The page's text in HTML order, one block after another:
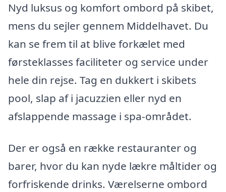
Nyd luksus og komfort ombord på skibet,
mens du sejler gennem Middelhavet. Du
kan se frem til at blive forkælet med
førsteklasses faciliteter og service under
hele din rejse. Tag en dukkert i skibets
pool, slap af i jacuzzien eller nyd en
afslappende massage i spa-området.
Der er også en række restauranter og
barer, hvor du kan nyde lækre måltider og
forfriskende drinks. Værelserne ombord